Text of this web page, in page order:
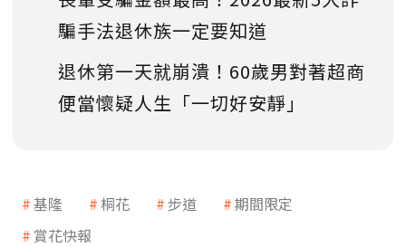
騙手法退休族一定要知道
退休第一天就崩潰！60歲男對著超商
便當懷疑人生「一切好安靜」
基隆 桐花 步道
期間限定
賞花快報